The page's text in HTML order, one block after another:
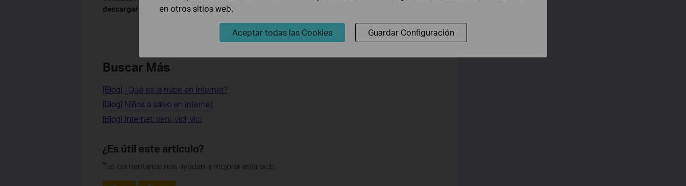
descargar el manual de su producto.
Buscar Más
[Blog] ¿Qué es la nube en Internet?
[Blog] Niños a salvo en Internet
[Blog] Internet: veni, vidi, vici
¿Es útil este artículo?
Tus comentarios nos ayudan a mejorar esta web.
en otros sitios web.
Aceptar todas las Cookies Guardar Configuración